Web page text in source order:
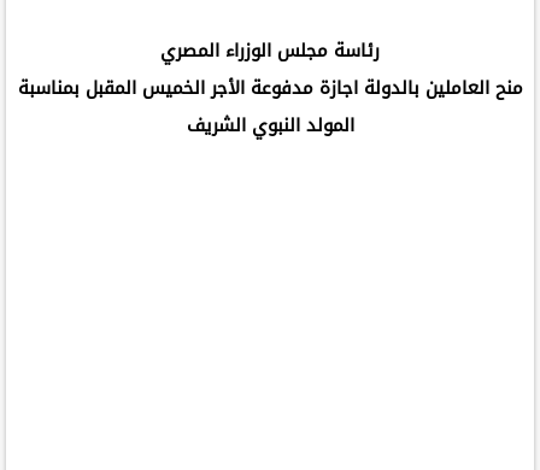
رئاسة مجلس الوزراء المصري
منح العاملين بالدولة اجازة مدفوعة الأجر الخميس المقبل بمناسبة
المولد النبوي الشريف